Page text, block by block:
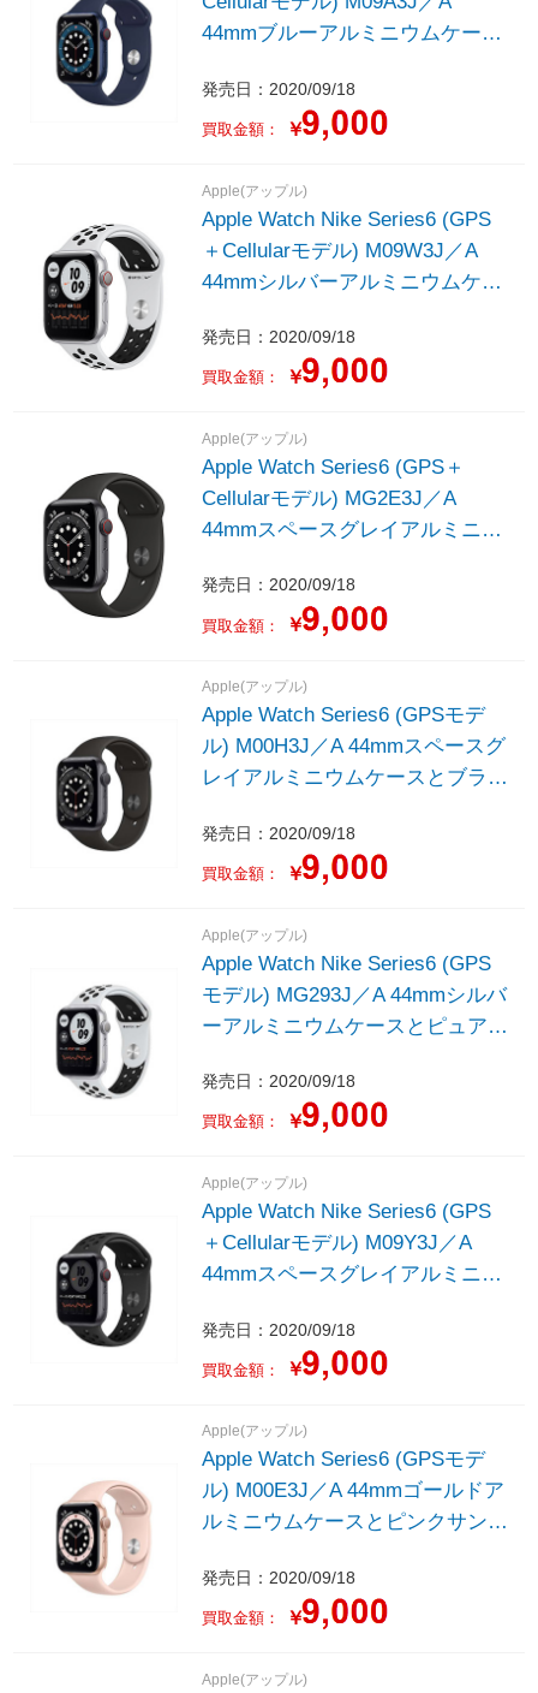
44mmブルーアルミニウムケース
ド - レギュラー
発売日：2020/09/18
買取金額： ￥
Apple(アップル)
Apple Watch Nike Series6 (GPS
＋Cellularモデル) M09W3J／A
44mmシルバーアルミニウムケー
Nikeスポーツバンド - レギュラー
発売日：2020/09/18
買取金額： ￥
Apple(アップル)
Apple Watch Series6 (GPS＋
Cellularモデル) MG2E3J／A
44mmスペースグレイアルミニウ
ド - レギュラー
発売日：2020/09/18
買取金額： ￥
Apple(アップル)
Apple Watch Series6 (GPSモデ
ル) M00H3J／A 44mmスペースグ
レイアルミニウムケースとブラッ
発売日：2020/09/18
買取金額： ￥
Apple(アップル)
Apple Watch Nike Series6 (GPS
モデル) MG293J／A 44mmシルバ
ーアルミニウムケースとピュアプ
バンド - レギュラー
発売日：2020/09/18
買取金額： ￥
Apple(アップル)
Apple Watch Nike Series6 (GPS
＋Cellularモデル) M09Y3J／A
44mmスペースグレイアルミニウ
ックNikeスポーツバンド - レギュ
ラー
発売日：2020/09/18
買取金額： ￥
Apple(アップル)
Apple Watch Series6 (GPSモデ
ル) M00E3J／A 44mmゴールドア
ルミニウムケースとピンクサンド
発売日：2020/09/18
買取金額： ￥
Apple(アップル)